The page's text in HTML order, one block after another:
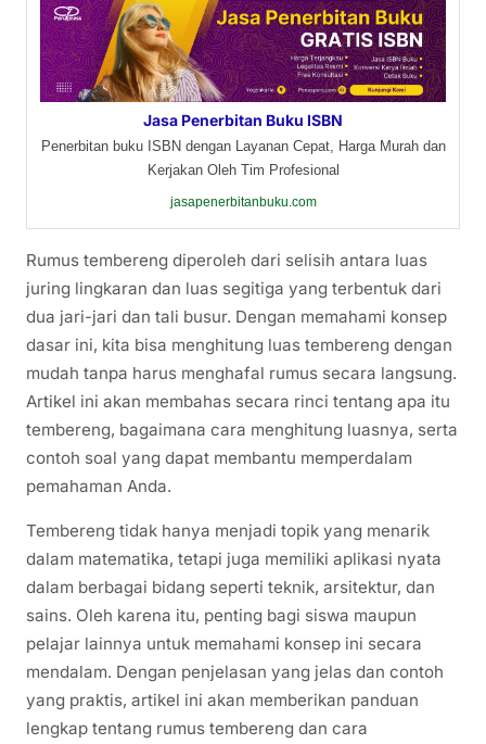
Jasa Penerbitan Buku ISBN
Penerbitan buku ISBN dengan Layanan Cepat, Harga Murah dan
Kerjakan Oleh Tim Profesional
jasapenerbitanbuku.com
Rumus tembereng diperoleh dari selisih antara luas
juring lingkaran dan luas segitiga yang terbentuk dari
dua jari-jari dan tali busur. Dengan memahami konsep
dasar ini, kita bisa menghitung luas tembereng dengan
mudah tanpa harus menghafal rumus secara langsung.
Artikel ini akan membahas secara rinci tentang apa itu
tembereng, bagaimana cara menghitung luasnya, serta
contoh soal yang dapat membantu memperdalam
pemahaman Anda.
Tembereng tidak hanya menjadi topik yang menarik
dalam matematika, tetapi juga memiliki aplikasi nyata
dalam berbagai bidang seperti teknik, arsitektur, dan
sains. Oleh karena itu, penting bagi siswa maupun
pelajar lainnya untuk memahami konsep ini secara
mendalam. Dengan penjelasan yang jelas dan contoh
yang praktis, artikel ini akan memberikan panduan
lengkap tentang rumus tembereng dan cara